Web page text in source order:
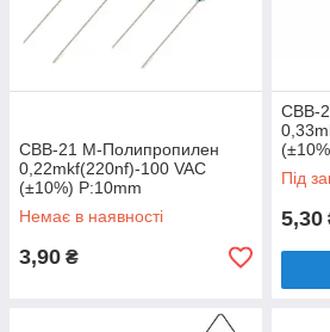
CBB-21 M-Полипропилен
0,22mkf(220nf)-100 VAC
(±10%) P:10mm
Немає в наявності
3,90 ₴
CBB-
Під
5,30